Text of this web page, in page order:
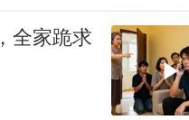
全家跪求